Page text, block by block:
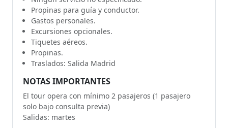
Propinas para guía y conductor.
Gastos personales.
Excursiones opcionales.
Tiquetes aéreos.
Propinas.
Traslados: Salida Madrid
NOTAS IMPORTANTES
El tour opera con mínimo 2 pasajeros (1 pasajero
solo bajo consulta previa)
Salidas: martes